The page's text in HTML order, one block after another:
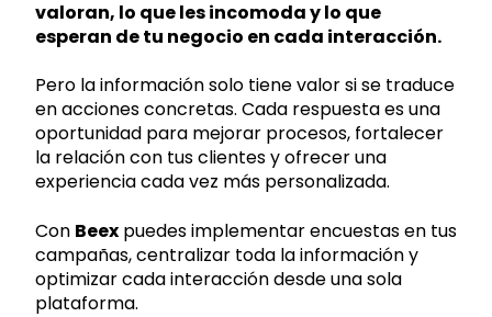
valoran, lo que les incomoda y lo que
esperan de tu negocio en cada interacción.
Pero la información solo tiene valor si se traduce
en acciones concretas. Cada respuesta es una
oportunidad para mejorar procesos, fortalecer
la relación con tus clientes y ofrecer una
experiencia cada vez más personalizada.
Con Beex puedes implementar encuestas en tus
campañas, centralizar toda la información y
optimizar cada interacción desde una sola
plataforma.